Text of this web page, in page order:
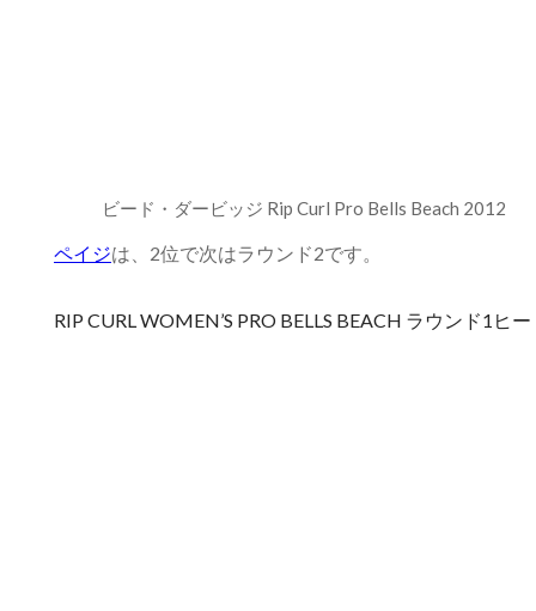
ビード・ダービッジ Rip Curl Pro Bells Beach 2012
ペイジは、2位で次はラウンド2です。
RIP CURL WOMEN’S PRO BELLS BEACH ラウンド1ヒ